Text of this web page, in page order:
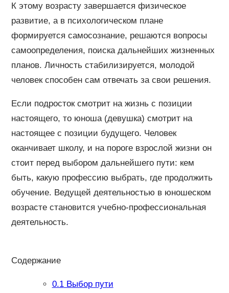
К этому возрасту завершается физическое
развитие, а в психологическом плане
формируется самосознание, решаются вопросы
самоопределения, поиска дальнейших жизненных
планов. Личность стабилизируется, молодой
человек способен сам отвечать за свои решения.
Если подросток смотрит на жизнь с позиции
настоящего, то юноша (девушка) смотрит на
настоящее с позиции будущего. Человек
оканчивает школу, и на пороге взрослой жизни он
стоит перед выбором дальнейшего пути: кем
быть, какую профессию выбрать, где продолжить
обучение. Ведущей деятельностью в юношеском
возрасте становится учебно-профессиональная
деятельность.
Содержание
0.1Выбор пути